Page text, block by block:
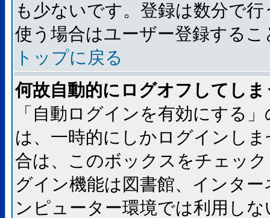
も少ないです。登録は数分で
使う場合はユーザー登録する
トップに戻る
何故自動的にログオフしてし
「自動ログインを有効にする
は、一時的にしかログインし
合は、このボックスをチェッ
グイン機能は図書館、インタ
ンピューター環境では利用し